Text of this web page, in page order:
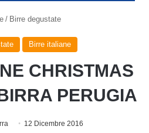
/ Birre degustate
Birre italiane
CHRISTMAS
PERUGIA
12 Dicembre 2016